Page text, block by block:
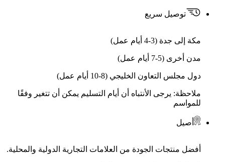
توصيل سريع
مكة إلى جدة (3-4 أيام عمل)
مدن أخرى (5-7 أيام عمل)
دول مجلس التعاون الخليجي (8-10 أيام عمل)
ملاحظة: يرجى الأنتباه أن أيام التسليم يمكن أن تتغير وفقًا
للمواسم
أصيل
أفضل منتجات الجودة من العلامات التجارية الدولية والمحلية.